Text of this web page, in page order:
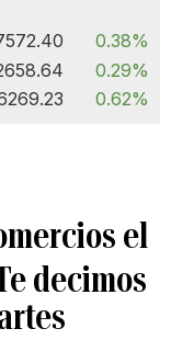
0.38%
0.29%
0.62%
el
decimos